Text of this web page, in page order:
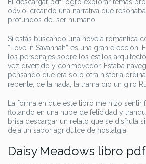
obvio, creando una narrativa que
profundos del ser humano.
Si estás buscando una novela romántica
“Love in Savannah” es una gran elección.
los personajes sobre los estilos
vez divertido y conmovedor. Estaba
pensando que era solo otra historia
repente, de la nada, la trama dio un giro
La forma en que este libro me hizo sentir
flotando en una nube de felicidad y
brisa descargar un relato que se disfruta
deja un sabor agridulce de nostalgia.
Daisy Meadows libro